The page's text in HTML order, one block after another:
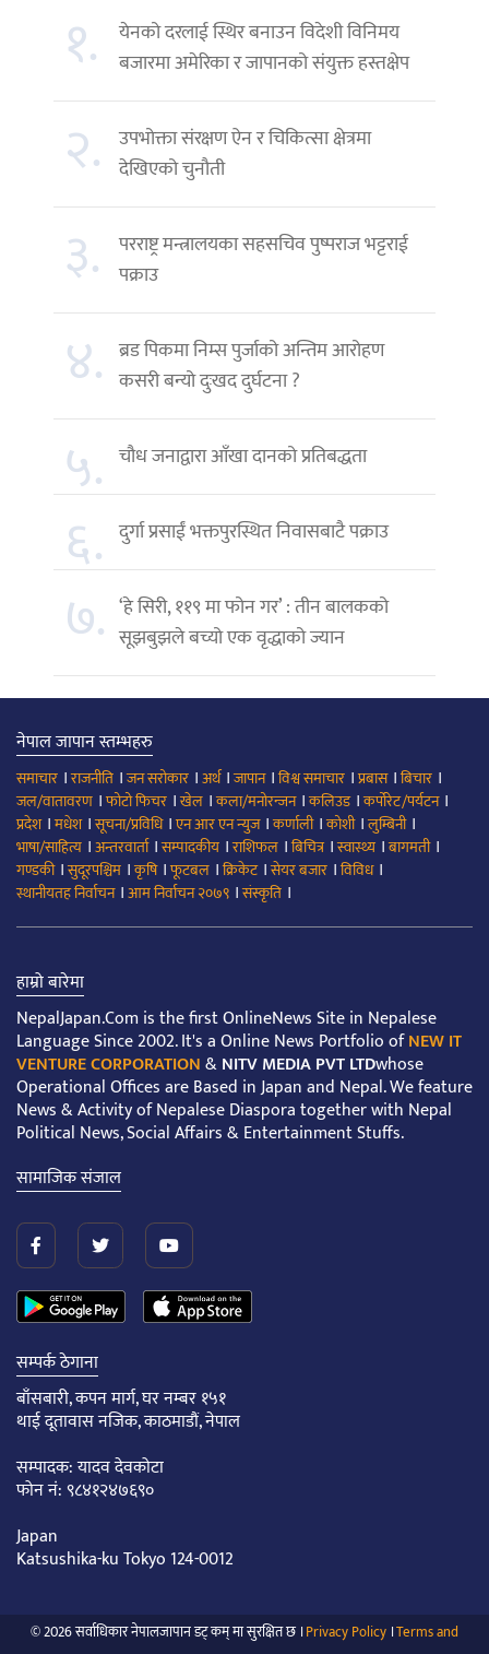
१.
येनको दरलाई स्थिर बनाउन विदेशी विनिमय
बजारमा अमेरिका र जापानको संयुक्त हस्तक्षेप
२. उपभोक्ता संरक्षण ऐन र चिकित्सा क्षेत्रमा
देखिएको चुनौती
३.
परराष्ट्र मन्त्रालयका सहसचिव पुष्पराज भट्टराई
पक्राउ
४. ब्रड पिकमा निम्स पुर्जाको अन्तिम आरोहण
कसरी बन्यो दुःखद दुर्घटना ?
५. चौध जनाद्वारा आँखा दानको प्रतिबद्धता
६. दुर्गा प्रसाईं भक्तपुरस्थित निवासबाटै पक्राउ
७. ‘हे सिरी, ११९ मा फोन गर’ : तीन बालकको
सूझबुझले बच्यो एक वृद्धाको ज्यान
नेपाल जापान स्तम्भहरु
समाचार ।राजनीति ।जन सरोकार ।अर्थ।जापान।विश्व समाचार ।प्रबास।बिचार ।
जल/वातावरण ।फोटो फिचर ।खेल ।कला/मनोरन्जन।कलिउड।कर्पोरेट/पर्यटन।
प्रदेश।मधेश।सूचना/प्रविधि।एन आर एन न्युज।कर्णाली।कोशी।लुम्बिनी।
भाषा/साहित्य ।अन्तरवार्ता।सम्पादकीय ।राशिफल ।बिचित्र।स्वास्थ्य ।बागमती।
गण्डकी।सुदूरपश्चिम ।कृषि।फूटबल ।क्रिकेट।सेयर बजार ।विविध।
स्थानीयतह निर्वाचन।आम निर्वाचन २०७९ ।संस्कृति ।
हाम्रो बारेमा
NepalJapan.Com is the first OnlineNews Site in Nepalese
Language Since 2002. It's a Online News Portfolio ofNEW IT
VENTURE CORPORATION&NITV MEDIA PVT LTDwhose
Operational Offices are Based in Japan and Nepal. We feature
News & Activity of Nepalese Diaspora together with Nepal
Political News, Social Affairs & Entertainment Stuffs.
सामाजिक संजाल
सम्पर्क ठेगाना
बाँसबारी, कपन मार्ग, घर नम्बर १५१
थाई दूतावास नजिक, काठमाडौं, नेपाल
सम्पादक: यादव देवकोटा
फोन नं: ९८४१२४७६९०
Japan
Katsushika-ku Tokyo 124-0012
© 2026 सर्वाधिकार नेपालजापान डट् कम् मा सुरक्षित छ ।Privacy Policy ।Terms and